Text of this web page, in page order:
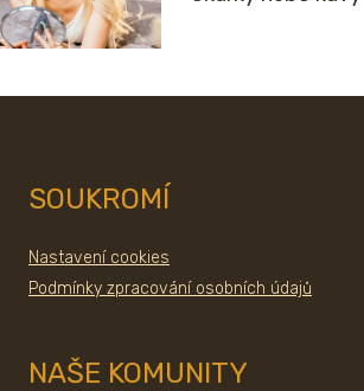
SOUKROMÍ
Nastavení cookies
Podmínky zpracování osobních údajů
NAŠE KOMUNITY